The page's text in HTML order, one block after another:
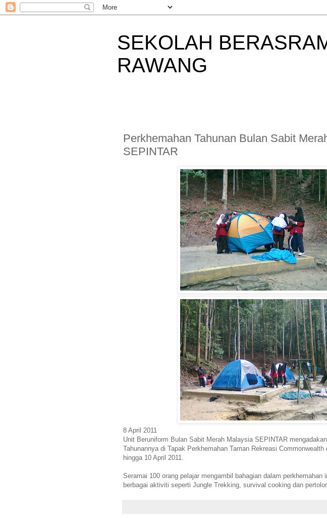
SEKOLAH
RAWANG
Perkhemahan Tahunan Bulan Sabit
SEPINTAR
8 April 2011
Unit Beruniform Bulan Sabit Merah Malaysia SEPINTAR
Tahunannya di Tapak Perkhemahan Taman Rekreasi Commonwealth
hingga 10 April 2011.
Seramai 100 orang pelajar mengambil bahagian dalam perkhemahan
berbagai aktiviti seperti Jungle Trekking, survival cooking dan